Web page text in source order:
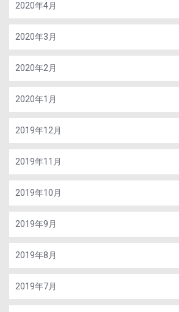
2020年4月
2020年3月
2020年2月
2020年1月
2019年12月
2019年11月
2019年10月
2019年9月
2019年8月
2019年7月